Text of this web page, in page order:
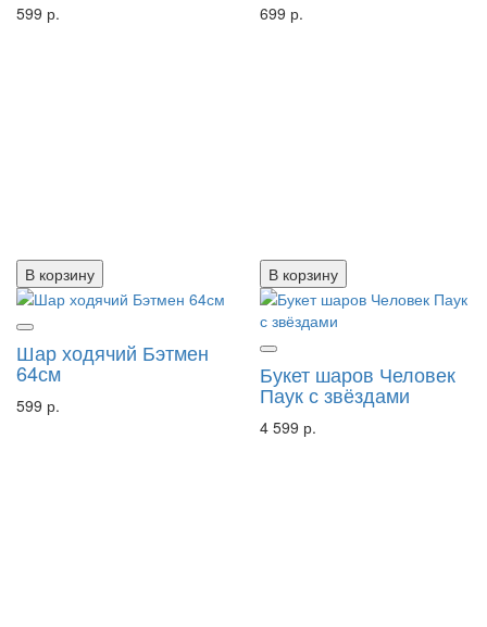
599 р.
В корзину
699 р.
В корзину
Шар ходячий Бэтмен
64см
599 р.
Букет шаров Человек
Паук с звёздами
4 599 р.